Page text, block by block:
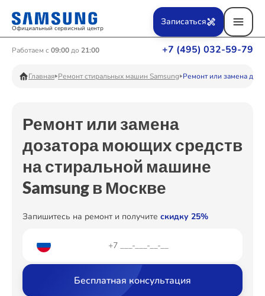
Официальный сервисный центр
+7 (495) 032-59-79
Работаем с 09:00до 21:00
Записаться
Главная Ремонт стиральных машин Samsung Ремонт или замена
Ремонт или замена
дозатора моющих средств
на стиральной машине
Samsung в Москве
Запишитесь на ремонт и получите скидку 25%
Бесплатная консультация
Ремонт Вертикальных пылесосов
Ремонт Телевизоров
Ремонт Пылесосов
Ремонт Планшетов